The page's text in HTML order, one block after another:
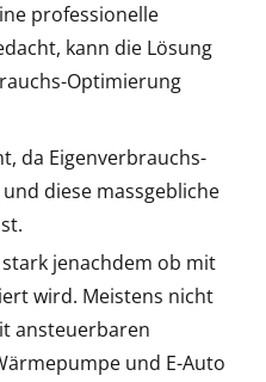
professionelle
kann die Lösung
Optimierung
da Eigenverbrauchs-
diese massgebliche
jenachdem ob mit
wird. Meistens nicht
ansteuerbaren
und E-Auto